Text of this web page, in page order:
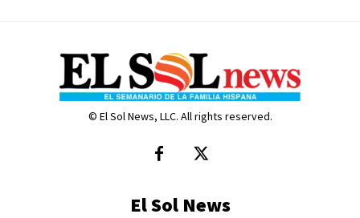
© El Sol News, LLC. All rights reserved.
El Sol News